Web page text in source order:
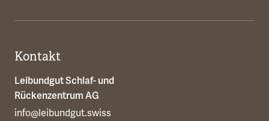
Kontakt
Leibundgut Schlaf- und
Rückenzentrum AG
info@leibundgut.swiss